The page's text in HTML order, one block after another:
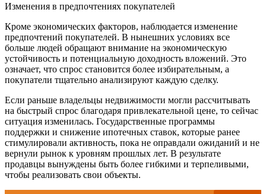
Изменения в предпочтениях покупателей
Кроме экономических факторов, наблюдается изменение
предпочтений покупателей. В нынешних условиях все
больше людей обращают внимание на экономическую
устойчивость и потенциальную доходность вложений. Это
означает, что спрос становится более избирательным, а
покупатели тщательно анализируют каждую сделку.
Если раньше владельцы недвижимости могли рассчитывать
на быстрый спрос благодаря привлекательной цене, то сейчас
ситуация изменилась. Государственные программы
поддержки и снижение ипотечных ставок, которые ранее
стимулировали активность, пока не оправдали ожиданий и не
вернули рынок к уровням прошлых лет. В результате
продавцы вынуждены быть более гибкими и терпеливыми,
чтобы реализовать свои объекты.